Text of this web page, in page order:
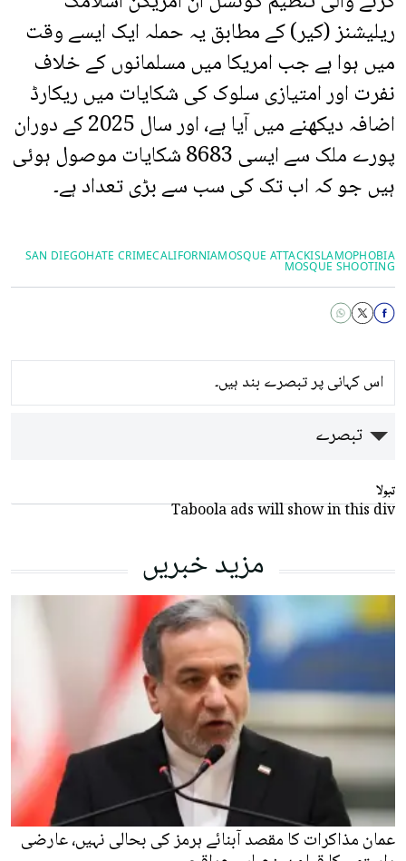
ریلیشنز (کیر) کے مطابق یہ حملہ ایک ایسے وقت
میں ہوا ہے جب امریکا میں مسلمانوں کے خلاف
نفرت اور امتیازی سلوک کی شکایات میں ریکارڈ
اضافہ دیکھنے میں آیا ہے، اور سال 2025 کے دوران
پورے ملک سے ایسی 8683 شکایات موصول ہوئی
ہیں جو کہ اب تک کی سب سے بڑی تعداد ہے۔
ISLAMOPHOBIA
MOSQUE ATTACK
CALIFORNIA
HATE CRIME
SAN DIEGO
MOSQUE SHOOTING
اس کہانی پر تبصرے بند ہیں۔
تبصرے
تبولا
Taboola ads will show in this div
مزید خبریں
عمان مذاکرات کا مقصد آبنائے ہرمز کی بحالی نہیں، عارضی